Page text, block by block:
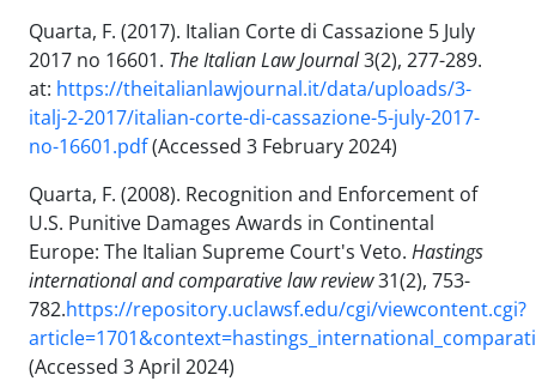
Quarta, F. (2017). Italian Corte di Cassazione 5 July
2017 no 16601. The Italian Law Journal3(2), 277-289.
at: https://theitalianlawjournal.it/data/uploads/3-
italj-2-2017/italian-corte-di-cassazione-5-july-2017-
no-16601.pdf(Accessed 3 February 2024)
Quarta, F. (2008). Recognition and Enforcement of
U.S. Punitive Damages Awards in Continental
Europe: The Italian Supreme Court's Veto. Hastings
international and comparative law review31(2), 753-
782.https://repository.uclawsf.edu/cgi/viewcontent.cgi?
(Accessed 3 April 2024)